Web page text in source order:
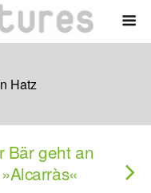
Hatz
Bär geht an